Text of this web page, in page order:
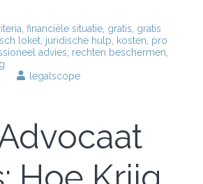
financiële situatie gratis gratis
loket juridische hulp kosten pro
advies rechten beschermen
legalscope